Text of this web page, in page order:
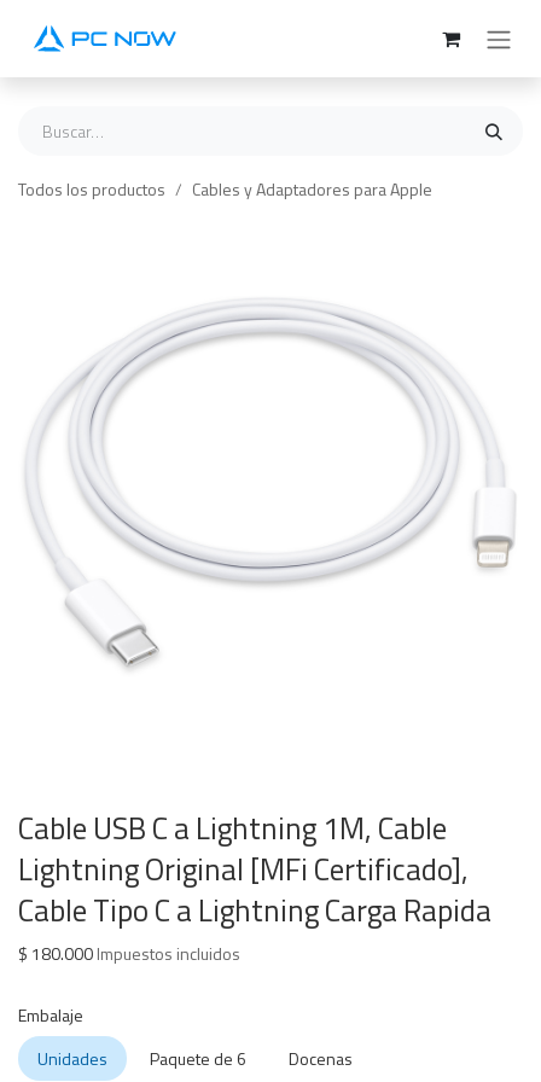
Todos los productos Cables y Adaptadores para Apple
Cable USB C a Lightning 1M, Cable
Lightning Original [MFi Certificado],
Cable Tipo C a Lightning Carga Rapida
$ 180.000Impuestos incluidos
Embalaje
Unidades
Paquete de 6 Docenas